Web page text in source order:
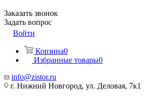
Заказать звонок
Задать вопрос
Войти
Корзина0
Избранные товары0
info@zistor.ru
г. Нижний Новгород, ул. Деловая, 7к1